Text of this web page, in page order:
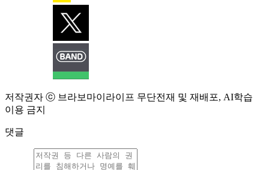
저작권자 ⓒ 브라보마이라이프 무단전재 및 재배포, AI학습
이용 금지
댓글